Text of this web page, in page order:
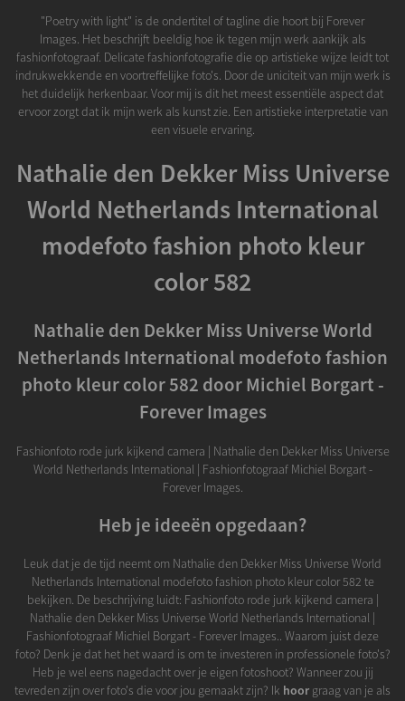
"Poetry with light" is de ondertitel of tagline die hoort bij Forever
Images. Het beschrijft beeldig hoe ik tegen mijn werk aankijk als
fashionfotograaf. Delicate fashionfotografie die op artistieke wijze leidt tot
indrukwekkende en voortreffelijke foto's. Door de uniciteit van mijn werk is
het duidelijk herkenbaar. Voor mij is dit het meest essentiële aspect dat
ervoor zorgt dat ik mijn werk als kunst zie. Een artistieke interpretatie van
een visuele ervaring.
Nathalie den Dekker Miss Universe
World Netherlands International
modefoto fashion photo kleur
color 582
Nathalie den Dekker Miss Universe World
Netherlands International modefoto fashion
photo kleur color 582 door Michiel Borgart -
Forever Images
Fashionfoto rode jurk kijkend camera | Nathalie den Dekker Miss Universe
World Netherlands International | Fashionfotograaf Michiel Borgart -
Forever Images.
Heb je ideeën opgedaan?
Leuk dat je de tijd neemt om Nathalie den Dekker Miss Universe World
Netherlands International modefoto fashion photo kleur color 582 te
bekijken. De beschrijving luidt: Fashionfoto rode jurk kijkend camera |
Nathalie den Dekker Miss Universe World Netherlands International |
Fashionfotograaf Michiel Borgart - Forever Images.. Waarom juist deze
foto? Denk je dat het het waard is om te investeren in professionele foto's?
Heb je wel eens nagedacht over je eigen fotoshoot? Wanneer zou jij
tevreden zijn over foto's die voor jou gemaakt zijn? Ik hoor graag van je als